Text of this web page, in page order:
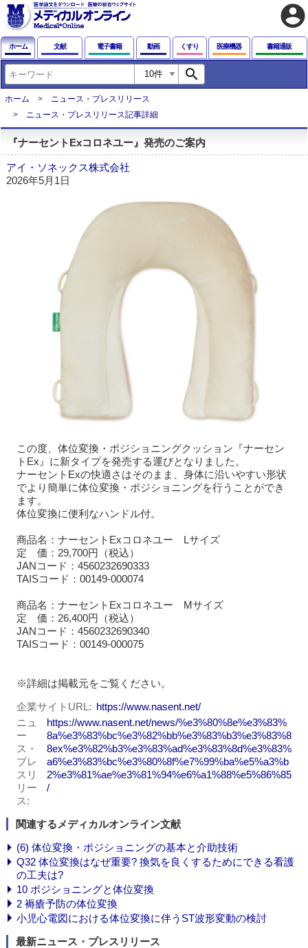
account_circle
ホーム 文献 電子書籍 動画 くすり 医療機器 書籍通販
search
ホーム
ニュース・プレスリリース
ニュース・プレスリリース記事詳細
『ナーセントExコロネユー』発売のご案内
アイ・ソネックス株式会社
2026年5月1日
この度、体位変換・ポジショニングクッション『ナーセン
トEx』に新タイプを発売する運びとなりました。
ナーセントExの快適さはそのまま、身体に沿いやすい形状
でより簡単に体位変換・ポジショニングを行うことができ
ます。
体位変換に便利なハンドル付。
商品名：ナーセントExコロネユー Lサイズ
定 価：29,700円（税込）
JANコード：4560232690333
TAISコード：00149-000074
商品名：ナーセントExコロネユー Mサイズ
定 価：26,400円（税込）
JANコード：4560232690340
TAISコード：00149-000075
※詳細は掲載元をご覧ください。
企業サイトURL
https://www.nasent.net/
ニュ
ー
ス・
プレ
スリ
リー
ス
https://www.nasent.net/news/%e3%80%8e%e3%83%
8a%e3%83%bc%e3%82%bb%e3%83%b3%e3%83%8
8ex%e3%82%b3%e3%83%ad%e3%83%8d%e3%83%
a6%e3%83%bc%e3%80%8f%e7%99%ba%e5%a3%b
2%e3%81%ae%e3%81%94%e6%a1%88%e5%86%85
/
関連するメディカルオンライン文献
(6) 体位変換・ポジショニングの基本と介助技術
Q32 体位変換はなぜ重要? 換気を良くするためにできる看護
の工夫は?
10 ポジショニングと体位変換
2 褥瘡予防の体位変換
小児心電図における体位変換に伴うST波形変動の検討
最新ニュース・プレスリリース